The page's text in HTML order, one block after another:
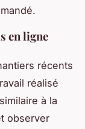
en ligne
récents
réalisé
à la
observer